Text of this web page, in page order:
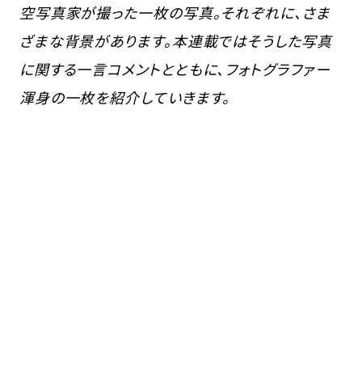
空写真家が撮った一枚の写真。それぞれに、さま
ざまな背景があります。本連載ではそうした写真
に関する一言コメントとともに、フォトグラファー
渾身の一枚を紹介していきます。